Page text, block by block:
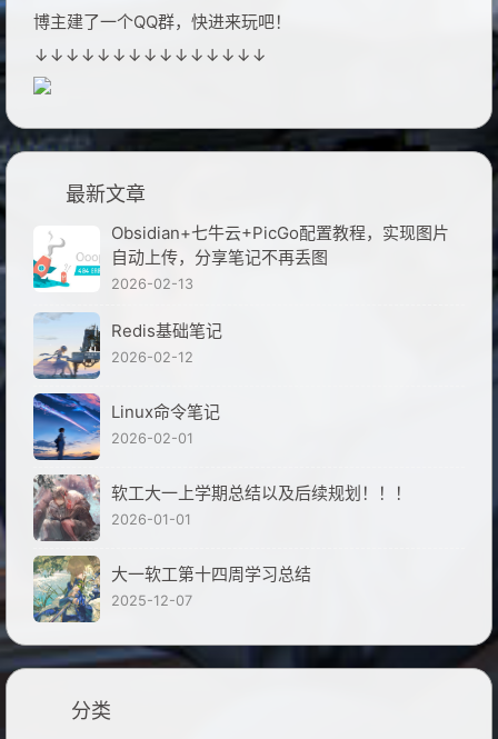
博主建了一个QQ群，快进来玩吧！
↓↓↓↓↓↓↓↓↓↓↓↓↓↓↓
最新文章
Obsidian+七牛云+PicGo配置教程，实现图片
自动上传，分享笔记不再丢图
2026-02-13
Redis基础笔记
2026-02-12
Linux命令笔记
2026-02-01
软工大一上学期总结以及后续规划！！！
2026-01-01
大一软工第十四周学习总结
2025-12-07
分类